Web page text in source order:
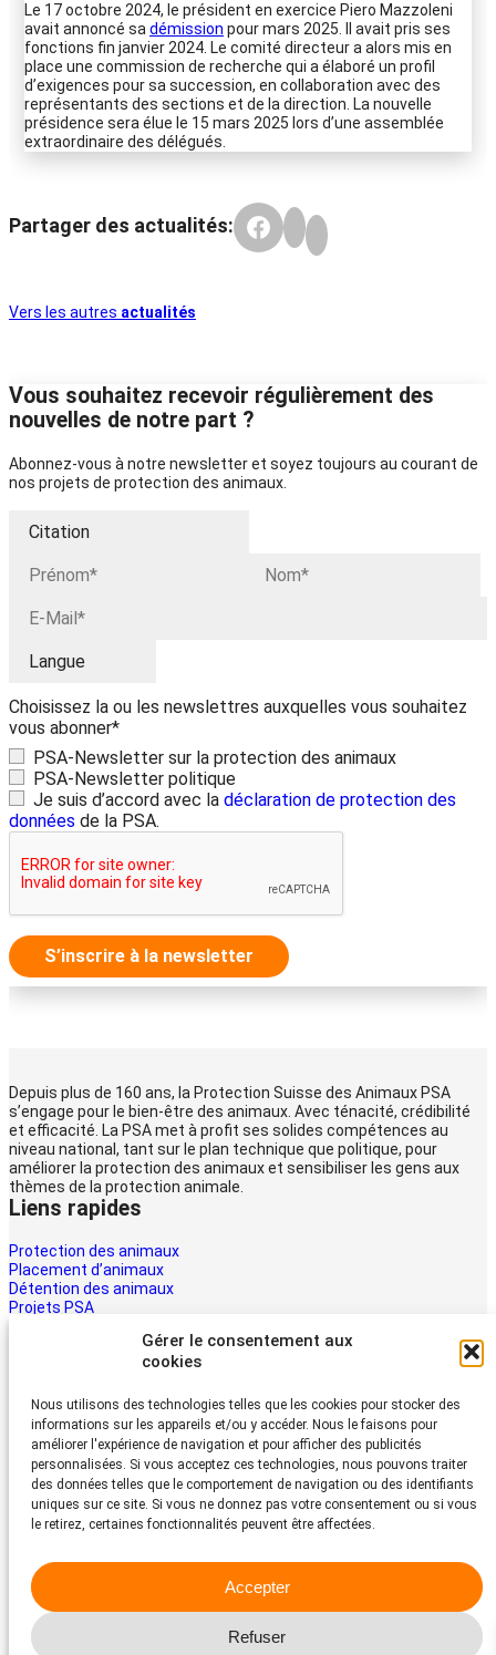
Gérer le consentement aux
cookies
Nous utilisons des technologies telles que les cookies pour stocker des
informations sur les appareils et/ou y accéder. Nous le faisons pour
améliorer l'expérience de navigation et pour afficher des publicités
personnalisées. Si vous acceptez ces technologies, nous pouvons traiter
des données telles que le comportement de navigation ou des identifiants
uniques sur ce site. Si vous ne donnez pas votre consentement ou si vous
le retirez, certaines fonctionnalités peuvent être affectées.
Accepter
Refuser
Le 17 octobre 2024, le président en exercice Piero Mazzoleni
avait annoncé sadémission pour mars 2025. Il avait pris ses
fonctions fin janvier 2024. Le comité directeur a alors mis en
place une commission de recherche qui a élaboré un profil
d’exigences pour sa succession, en collaboration avec des
représentants des sections et de la direction. La nouvelle
présidence sera élue le 15 mars 2025 lors d’une assemblée
extraordinaire des délégués.
Partager des actualités:
Vers les autres actualités
Vous souhaitez recevoir régulièrement des
nouvelles de notre part ?
Abonnez-vous à notre newsletter et soyez toujours au courant de
nos projets de protection des animaux.
Choisissez la ou les newslettres auxquelles vous souhaitez
vous abonner*
PSA-Newsletter sur la protection des animaux
PSA-Newsletter politique
Je suis d’accord avec la déclaration de protection des
données de la PSA.
S’inscrire à la newsletter
Depuis plus de 160 ans, la Protection Suisse des Animaux PSA
s’engage pour le bien-être des animaux. Avec ténacité, crédibilité
et efficacité. La PSA met à profit ses solides compétences au
niveau national, tant sur le plan technique que politique, pour
améliorer la protection des animaux et sensibiliser les gens aux
thèmes de la protection animale.
Liens rapides
Protection des animaux
Placement d’animaux
Détention des animaux
Projets PSA
Les animaux ont besoin d’aide – la vôtre aussi. Soutenez le travail
du Protection Suisse des Animaux PSA
Faire un don
Protection Suisse des Animaux PSA
CH-4053 Bâle
psa@protection-animaux.com